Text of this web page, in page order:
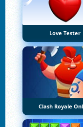
Love Tester
Clash Royale